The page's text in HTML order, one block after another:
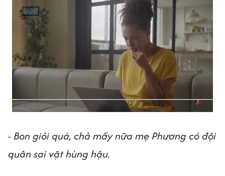
- Bon giỏi quá, chả mấy nữa mẹ Phương có đội
quân sai vặt hùng hậu.